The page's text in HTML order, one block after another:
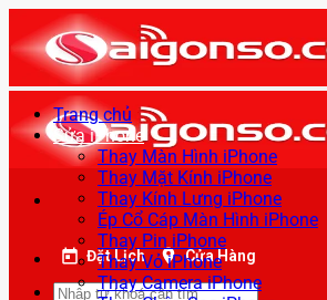
qua
nội
dung
Đặt Lịch Cửa Hàng
Tìm
Trang chủ
Sửa iPhone
Thay Màn Hình iPhone
Thay Mặt Kính iPhone
Thay Kính Lưng iPhone
Ép Cổ Cáp Màn Hình iPhone
Thay Pin iPhone
Thay Vỏ iPhone
Thay Camera iPhone